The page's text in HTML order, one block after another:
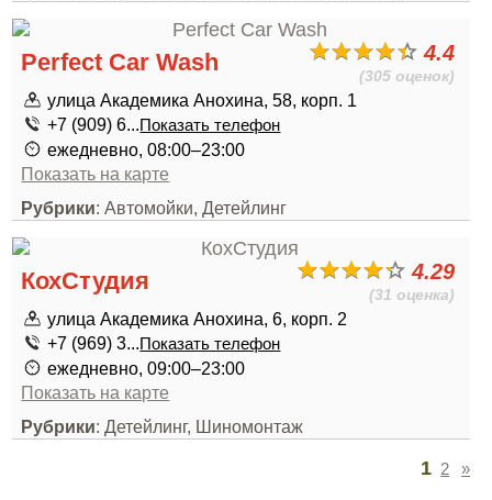
4.4
(305 оценок)
Perfect Car Wash
улица Академика Анохина, 58, корп. 1
+7 (909) 6...Показать телефон
ежедневно, 08:00–23:00
Показать на карте
Рубрики: Автомойки, Детейлинг
4.29
(31 оценка)
КохСтудия
улица Академика Анохина, 6, корп. 2
+7 (969) 3...Показать телефон
ежедневно, 09:00–23:00
Показать на карте
Рубрики: Детейлинг, Шиномонтаж
1 2 »